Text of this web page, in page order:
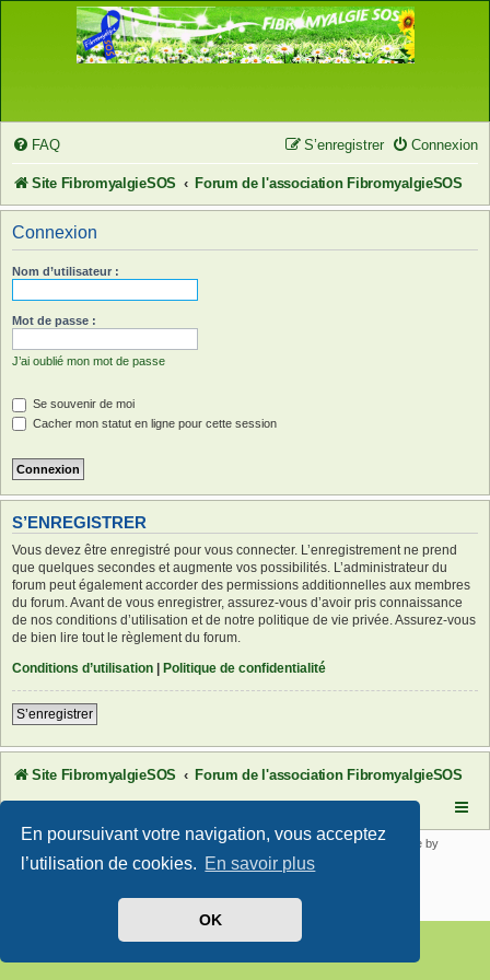
En poursuivant votre navigation, vous acceptez
l’utilisation de cookies. En savoir plus
OK
FAQ Connexion
S’enregistrer
Site FibromyalgieSOS Forum de l'association FibromyalgieSOS
Connexion
Nom d’utilisateur :
Mot de passe :
J’ai oublié mon mot de passe
Se souvenir de moi
Cacher mon statut en ligne pour cette session
S’ENREGISTRER
Vous devez être enregistré pour vous connecter. L’enregistrement ne prend
que quelques secondes et augmente vos possibilités. L’administrateur du
forum peut également accorder des permissions additionnelles aux membres
du forum. Avant de vous enregistrer, assurez-vous d’avoir pris connaissance
de nos conditions d’utilisation et de notre politique de vie privée. Assurez-vous
de bien lire tout le règlement du forum.
Conditions d’utilisation
Politique de confidentialité
S’enregistrer
Site FibromyalgieSOS Forum de l'association FibromyalgieSOS
Développé parphpBB® Forum Software © phpBB Limited | SE Square by
PhpBB3 BBCodes
Confidentialité|Conditions